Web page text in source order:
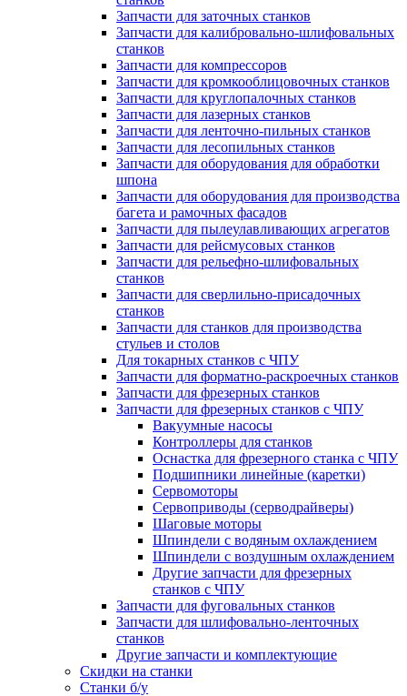
Запчасти для заточных станков
Запчасти для калибровально-шлифовальных
станков
Запчасти для компрессоров
Запчасти для кромкооблицовочных станков
Запчасти для круглопалочных станков
Запчасти для лазерных станков
Запчасти для ленточно-пильных станков
Запчасти для лесопильных станков
Запчасти для оборудования для обработки
шпона
Запчасти для оборудования для производства
багета и рамочных фасадов
Запчасти для пылеулавливающих агрегатов
Запчасти для рейсмусовых станков
Запчасти для рельефно-шлифовальных
станков
Запчасти для сверлильно-присадочных
станков
Запчасти для станков для производства
стульев и столов
Для токарных станков с ЧПУ
Запчасти для форматно-раскроечных станков
Запчасти для фрезерных станков
Запчасти для фрезерных станков с ЧПУ
Вакуумные насосы
Контроллеры для станков
Оснастка для фрезерного станка с ЧПУ
Подшипники линейные (каретки)
Сервомоторы
Сервоприводы (серводрайверы)
Шаговые моторы
Шпиндели с водяным охлаждением
Шпиндели с воздушным охлаждением
Другие запчасти для фрезерных
станков с ЧПУ
Запчасти для фуговальных станков
Запчасти для шлифовально-ленточных
станков
Другие запчасти и комплектующие
Скидки на станки
Станки б/у